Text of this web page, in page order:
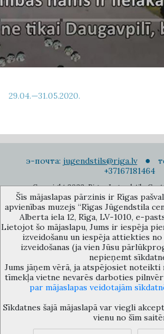
29.04.—31.05.2020.
э-почта: jugendstils@riga.lv
+37167181464
Copyright 2022. Rigas Jugendstila
Подписаться на
Музей объединения культурных
самоуправления «Рижский центр
Рига, LV 1010, Латвия (дверной код:
Šīs mājaslapas pārzinis ir Rīgas
apvienības muzejs “Rīgas Jūgendstila
Alberta iela 12, Rīga, LV-1010, e-
Lietojot šo mājaslapu, Jums ir iespēja
izveidošanu un iespēja attiekties no
izveidošanas (ja vien Jūsu
nepieņemt
Jums jāņem vērā, ja atspējosiet noteikti
tīmekļa vietne nevarēs darboties
par mājaslapas veidotajām
Sīkdatnes šajā mājaslapā var viegli
vienu no šīm